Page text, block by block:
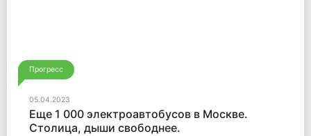
Прогресс
05.04.2023
Еще 1 000 электроавтобусов в Москве.
Столица, дыши свободнее.